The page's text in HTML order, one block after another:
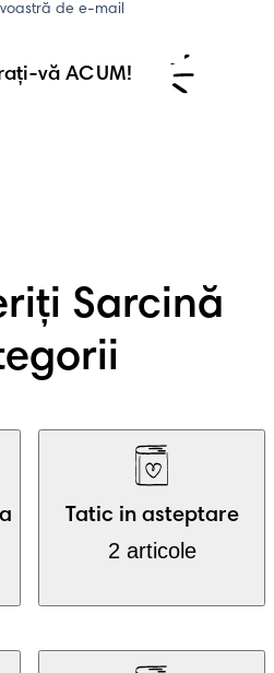
de e-mail
vă ACUM!
Sarcină
Tatic in asteptare
2 articole